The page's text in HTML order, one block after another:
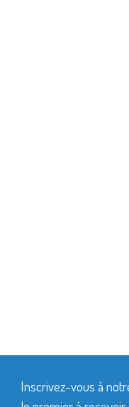
Inscrivez-vous à